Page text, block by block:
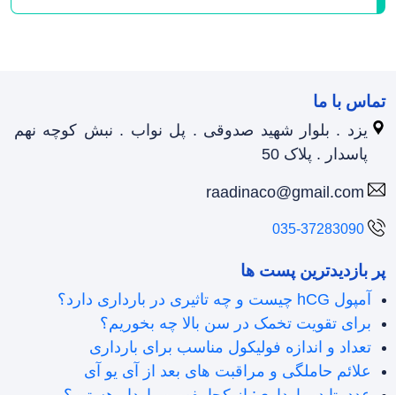
تماس با ما
یزد . بلوار شهید صدوقی . پل نواب . نبش کوچه نهم
پاسدار . پلاک 50
raadinaco@gmail.com
035-37283090
پر بازدیدترین پست ها
آمپول hCG چیست و چه تاثیری در بارداری دارد؟
برای تقویت تخمک در سن بالا چه بخوریم؟
تعداد و اندازه فولیکول مناسب برای بارداری
علائم حاملگی و مراقبت های بعد از آی یو آی